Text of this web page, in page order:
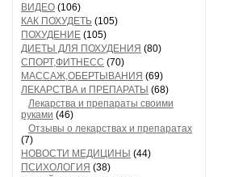
ВИДЕО (106)
КАК ПОХУДЕТЬ (105)
ПОХУДЕНИЕ (105)
ДИЕТЫ ДЛЯ ПОХУДЕНИЯ (80)
СПОРТ,ФИТНЕСС (70)
МАССАЖ,ОБЕРТЫВАНИЯ (69)
ЛЕКАРСТВА и ПРЕПАРАТЫ (68)
Лекарства и препараты своими
руками (46)
Отзывы о лекарствах и препаратах
(7)
НОВОСТИ МЕДИЦИНЫ (44)
ПСИХОЛОГИЯ (38)